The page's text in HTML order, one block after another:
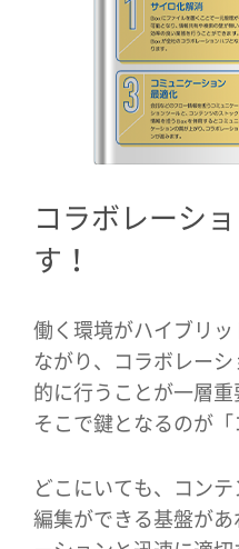
コラボレーシ
す！
働く環境がハイブリ
ながり、コラボレー
的に行うことが一層重
そこで鍵となるのが「
どこにいても、コンテ
編集ができる基盤が